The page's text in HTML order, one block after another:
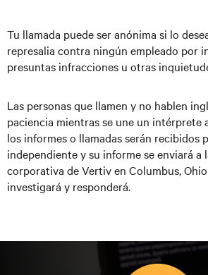
Tu llamada puede ser anónima si lo
represalia contra ningún empleado por
presuntas infracciones u otras
Las personas que llamen y no hablen
paciencia mientras se une un intérprete
los informes o llamadas serán recibidos
independiente y su informe se enviará a
corporativa de Vertiv en Columbus,
investigará y responderá.